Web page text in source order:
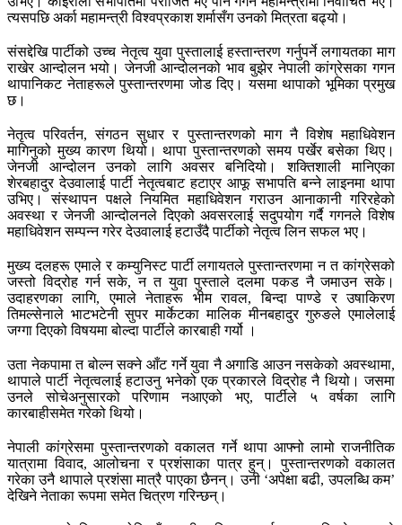
त्यसपछि अर्का महामन्त्री विश्वप्रकाश शर्मासँग उनको मित्रता बढ्यो।
संसद्देखि पार्टीको उच्च नेतृत्व युवा पुस्तालाई हस्तान्तरण गर्नुपर्ने लगायतका माग
राखेर आन्दोलन भयो। जेनजी आन्दोलनको भाव बुझेर नेपाली कांग्रेसका गगन
थापानिकट नेताहरूले पुस्तान्तरणमा जोड दिए। यसमा थापाको भूमिका प्रमुख
छ।
नेतृत्व परिवर्तन, संगठन सुधार र पुस्तान्तरणको माग नै विशेष महाधिवेशन
मागिनुको मुख्य कारण थियो। थापा पुस्तान्तरणको समय पर्खेर बसेका थिए।
जेनजी आन्दोलन उनको लागि अवसर बनिदियो। शक्तिशाली मानिएका
शेरबहादुर देउवालाई पार्टी नेतृत्वबाट हटाएर आफू सभापति बन्ने लाइनमा थापा
उभिए। संस्थापन पक्षले नियमित महाधिवेशन गराउन आनाकानी गरिरहेको
अवस्था र जेनजी आन्दोलनले दिएको अवसरलाई सदुपयोग गर्दै गगनले विशेष
महाधिवेशन सम्पन्न गरेर देउवालाई हटाउँदै पार्टीको नेतृत्व लिन सफल भए।
मुख्य दलहरू एमाले र कम्युनिस्ट पार्टी लगायतले पुस्तान्तरणमा न त कांग्रेसको
जस्तो विद्रोह गर्न सके, न त युवा पुस्ताले दलमा पकड नै जमाउन सके।
उदाहरणका लागि, एमाले नेताहरू भीम रावल, बिन्दा पाण्डे र उषाकिरण
तिमल्सेनाले भाटभटेनी सुपर मार्केटका मालिक मीनबहादुर गुरुङले एमालेलाई
जग्गा दिएको विषयमा बोल्दा पार्टीले कारबाही गर्यो ।
उता नेकपामा त बोल्न सक्ने आँट गर्ने युवा नै अगाडि आउन नसकेको अवस्थामा,
थापाले पार्टी नेतृत्वलाई हटाउनु भनेको एक प्रकारले विद्रोह नै थियो। जसमा
उनले सोचेअनुसारको परिणाम नआएको भए, पार्टीले ५ वर्षका लागि
कारबाहीसमेत गरेको थियो।
नेपाली कांग्रेसमा पुस्तान्तरणको वकालत गर्ने थापा आफ्नो लामो राजनीतिक
यात्रामा विवाद, आलोचना र प्रशंसाका पात्र हुन्। पुस्तान्तरणको वकालत
गरेका उनै थापाले प्रशंसा मात्रै पाएका छैनन्। उनी ‘अपेक्षा बढी, उपलब्धि कम’
देखिने नेताका रूपमा समेत चित्रण गरिन्छन्।